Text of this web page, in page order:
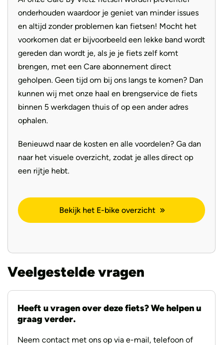
ondersteuningsniveau, binnen handbereik. Het display is
intuïtief en eenvoudig te bedienen, zodat je altijd goed
geïnformeerd bent tijdens je rit.
Waarom de Trek Verve+ 3 een geweldige keuze is:
Krachtige motor: De Bosch Performance Line-motor met
75 Nm koppel biedt krachtige ondersteuning voor
uitdagende ritten.
Voldoende actieradius: De 400 Wh accu zorgt ervoor dat
Soepele versnellingen: De Shimano 9-speed derailleur
maakt schakelen soepel en eenvoudig.
Veilige remprestaties: Hydraulische schijfremmen bieden
Comfortabel rijden: De geveerde voorvork en zadelpen
zorgen voor een aangename rit, zelfs op ruwe wegen.
een plezierige ervaring, of je nu naar je werk fietst of
geniet van een ontspannen tocht in het weekend.
ontdekken? Kom dan langs bij Vietz voor een proefrit en
ervaar zelf hoe de Verve+ 3 jouw dagelijkse fietsbeleving
zal transformeren!
onderhouden waardoor je geniet van minder issues
en altijd zonder problemen kan fietsen! Mocht het
voorkomen dat er bijvoorbeeld een lekke band wordt
gereden dan wordt je, als je je fiets zelf komt
brengen, met een Care abonnement direct
geholpen. Geen tijd om bij ons langs te komen? Dan
kunnen wij met onze haal en brengservice de fiets
binnen 5 werkdagen thuis of op een ander adres
ophalen.
Benieuwd naar de kosten en alle voordelen? Ga dan
naar het visuele overzicht, zodat je alles direct op
een rijtje hebt.
Bekijk het E-bike overzicht
Veelgestelde vragen
Heeft u vragen over deze fiets? We helpen u
graag verder.
Neem contact met ons op via e-mail, telefoon of